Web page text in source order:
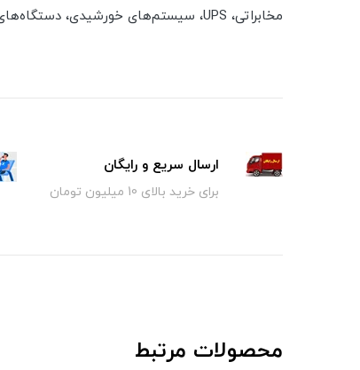
مخابراتی، UPS، سیستم‌های خورشیدی، دستگاه‌های کفشور، ویلچر، دوربین‌های مداربسته، درب پارکینگ، شبکه‌های کامپیوتری، دزدگیر، سیستم‌های اعلام حریق و … را دارد.
ارسال سریع و رایگان
برای خرید بالای 10 میلیون تومان
محصولات مرتبط